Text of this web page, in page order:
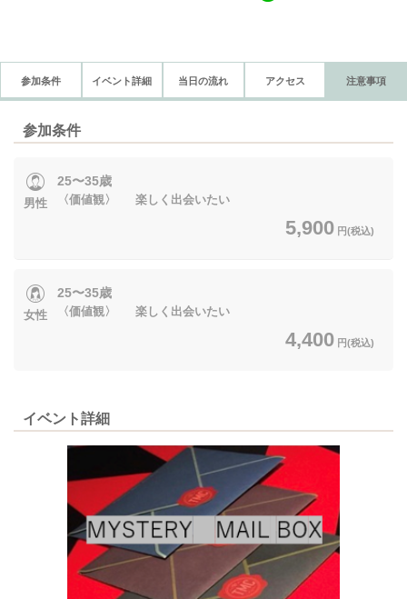
参加条件 イベント詳細 当日の流れ アクセス 注意事項
参加条件
男性
25〜35歳
〈価値観〉 楽しく出会いたい
5,900 円(税込)
女性
25〜35歳
〈価値観〉 楽しく出会いたい
4,400 円(税込)
イベント詳細